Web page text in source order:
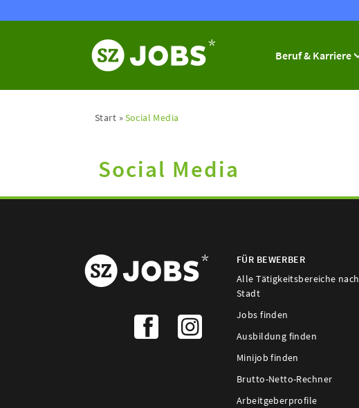
Beruf & Karriere
Start Social Media
Social Media
FÜR BEWERBER
Alle Tätigkeitsbereiche nach
Stadt
Jobs finden
Ausbildung finden
Minijob finden
Brutto-Netto-Rechner
Arbeitgeberprofile